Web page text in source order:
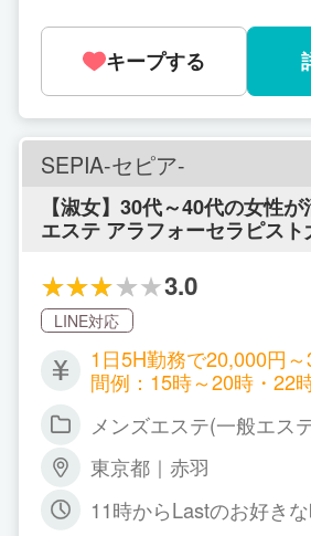
クロコース60分♡ コ
円 →女子給 6000円＋
指名料＋姫予約ボーナス ♡おさんぽコ
ス60分♡ コース料
女子給 5000円＋オプ
料 ↓とある日の女の子の稼ぎ↓ ♡Nち
ゃん（７時間出勤） ①リフレ90分
②アロマイクロ120分
女子給 指名料＋コ
プション＝99000円 ♡Mちゃん（４時間
リフレ90分 女子給 指
バック＋オプション＝
0万以上を持ち帰る女の子
給料は女の子の頑張り
懸命頑張れる子だとよ
るのが苦手…頑張り方が
んな女の子でも大丈夫！
キープする
SEPIA-セピア-
【淑女】30代～40代の女性
エステ アラフォーセラピスト
3.0
LINE対応
1日5H勤務で20,000円
間例：15時～20時・22時～
例：17時～翌1時・20時～翌
料金の50%以上から60%
額支給
メンズエステ(一般エス
東京都｜赤羽
11時からLastのお好き